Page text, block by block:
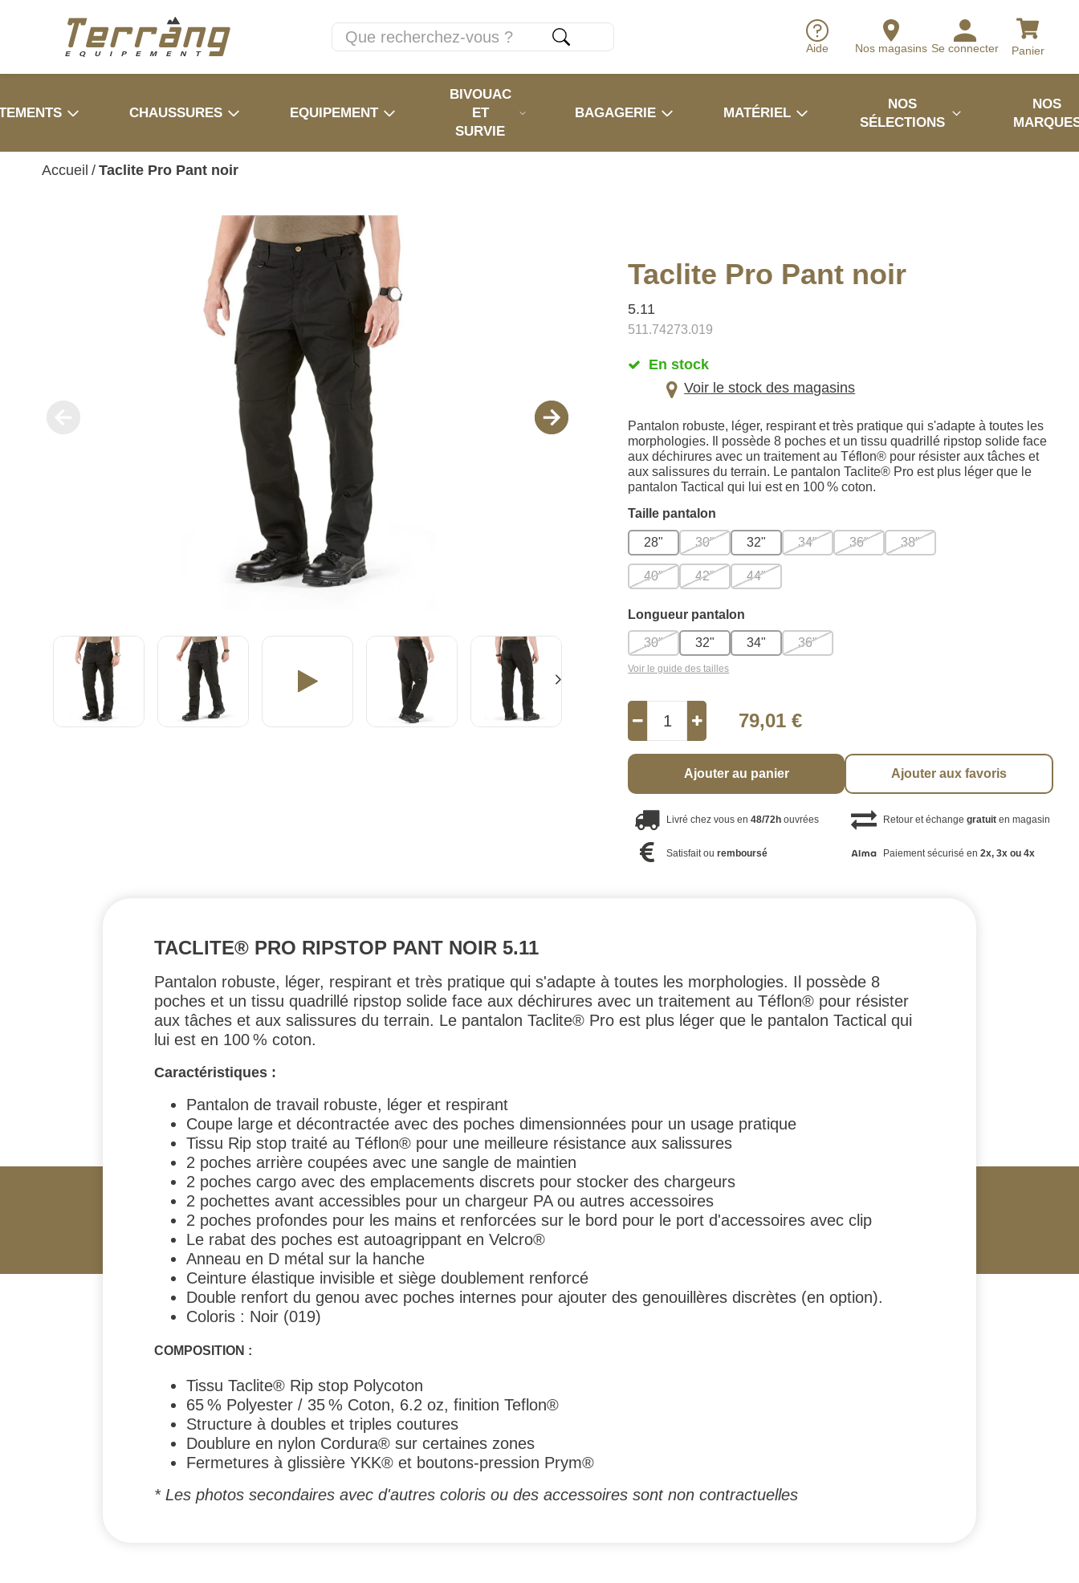
Aide Nos magasins Se connecter Panier
CHAUSSURES EQUIPEMENT
BIVOUAC
ET
SURVIE
BAGAGERIE MATÉRIEL
NOS
SÉLECTIONS
NOS
Accueil / Taclite Pro Pant noir
Taclite Pro Pant noir
5.11
511.74273.019
En stock
Voir le stock des magasins
Pantalon robuste, léger, respirant et très pratique qui s'adapte à toutes les
morphologies. Il possède 8 poches et un tissu quadrillé ripstop solide face
aux déchirures avec un traitement au Téflon® pour résister aux tâches et
aux salissures du terrain. Le pantalon Taclite® Pro est plus léger que le
pantalon Tactical qui lui est en 100 % coton.
Taille pantalon
28" 30" 32" 34" 36" 38"
40" 42" 44"
Longueur pantalon
30" 32" 34" 36"
Voir le guide des tailles
79,01 €
Ajouter au panier Ajouter aux favoris
Livré chez vous en48/72h ouvrées Retour et échange gratuiten magasin
Satisfait ouremboursé Paiement sécurisé en 2x, 3x ou 4x
TACLITE® PRO RIPSTOP PANT NOIR 5.11
Pantalon robuste, léger, respirant et très pratique qui s'adapte à toutes les morphologies. Il possède 8
poches et un tissu quadrillé ripstop solide face aux déchirures avec un traitement au Téflon® pour résister
aux tâches et aux salissures du terrain. Le pantalon Taclite® Pro est plus léger que le pantalon Tactical qui
lui est en 100 % coton.
Caractéristiques :
Pantalon de travail robuste, léger et respirant
Coupe large et décontractée avec des poches dimensionnées pour un usage pratique
Tissu Rip stop traité au Téflon® pour une meilleure résistance aux salissures
2 poches arrière coupées avec une sangle de maintien
2 poches cargo avec des emplacements discrets pour stocker des chargeurs
2 pochettes avant accessibles pour un chargeur PA ou autres accessoires
2 poches profondes pour les mains et renforcées sur le bord pour le port d'accessoires avec clip
Le rabat des poches est autoagrippant en Velcro®
Anneau en D métal sur la hanche
Ceinture élastique invisible et siège doublement renforcé
Double renfort du genou avec poches internes pour ajouter des genouillères discrètes (en option).
Coloris : Noir (019)
COMPOSITION :
Tissu Taclite® Rip stop Polycoton
65 % Polyester / 35 % Coton, 6.2 oz, finition Teflon®
Structure à doubles et triples coutures
Doublure en nylon Cordura® sur certaines zones
Fermetures à glissière YKK® et boutons-pression Prym®
* Les photos secondaires avec d'autres coloris ou des accessoires sont non contractuelles